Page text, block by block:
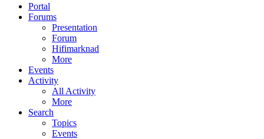
Portal
Forums
Presentation
Forum
Hifimarknad
More
Events
Activity
All Activity
More
Search
Topics
Events